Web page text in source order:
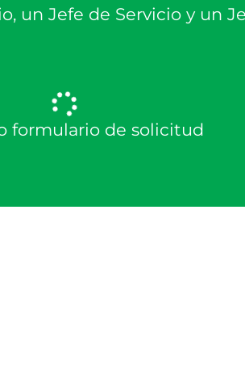
un Jefe de Servicio y un
formulario de solicitud